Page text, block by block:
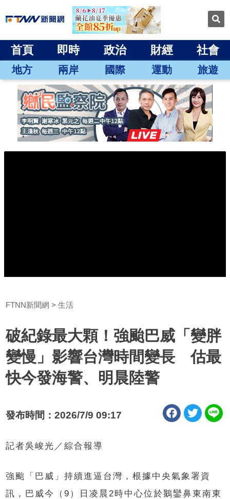
首頁 即時 政治 財經 社會
地方 兩岸 國際 運動 旅遊
FTNN新聞網 生活
破紀錄最大顆！強颱巴威「變胖
變慢」影響台灣時間變長 估最
快今發海警、明晨陸警
發布時間：2026/7/9 09:17
記者吳峻光／綜合報導
強颱「巴威」持續進逼台灣，根據中央氣象署資
訊，巴威今（9）日凌晨2時中心位於鵝鑾鼻東南東